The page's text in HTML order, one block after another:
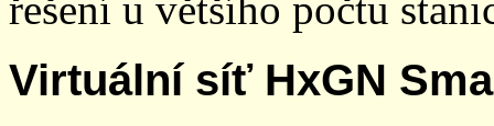
Virtuální síť HxGN